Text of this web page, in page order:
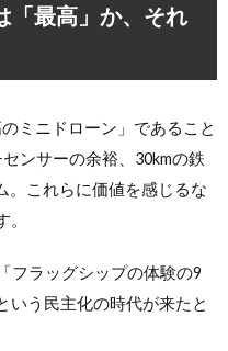
「最高」か、それ
ミニドローン」であること
ンサーの余裕、30kmの鉄
。これらに価値を感じるな
フラッグシップの体験の9
いう民主化の時代が来たと